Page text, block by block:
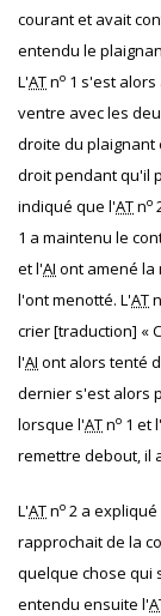
courant et avait
entendu le
L'ATno 1 s'est
ventre avec les
droite du plaignant
droit pendant qu'il
indiqué que l'ATno
1 a maintenu le
et l'AI ont amené la
l'ont menotté. L'ATn
crier [traduction] «
l'AI ont alors tenté
dernier s'est alors
lorsque l'ATno 1 et l'
remettre debout, il
L'ATno 2 a
rapprochait de la
quelque chose qui
entendu ensuite l'